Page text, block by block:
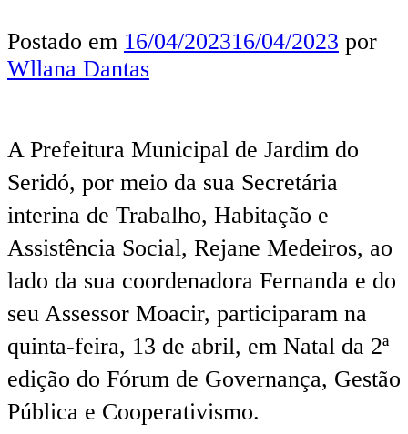
Postado em 16/04/202316/04/2023 por
Wllana Dantas
A Prefeitura Municipal de Jardim do
Seridó, por meio da sua Secretária
interina de Trabalho, Habitação e
Assistência Social, Rejane Medeiros, ao
lado da sua coordenadora Fernanda e do
seu Assessor Moacir, participaram na
quinta-feira, 13 de abril, em Natal da 2ª
edição do Fórum de Governança, Gestão
Pública e Cooperativismo.